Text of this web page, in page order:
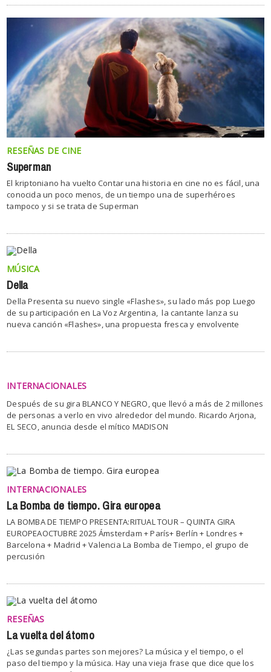
RESEÑAS DE CINE
Superman
El kriptoniano ha vuelto Contar una historia en cine no es fácil, una
conocida un poco menos, de un tiempo una de superhéroes
tampoco y si se trata de Superman
MÚSICA
Della
Della Presenta su nuevo single «Flashes», su lado más pop Luego
de su participación en La Voz Argentina, la cantante lanza su
nueva canción «Flashes», una propuesta fresca y envolvente
INTERNACIONALES
Después de su gira BLANCO Y NEGRO, que llevó a más de 2 millones
de personas a verlo en vivo alrededor del mundo. Ricardo Arjona,
EL SECO, anuncia desde el mítico MADISON
INTERNACIONALES
La Bomba de tiempo. Gira europea
LA BOMBA DE TIEMPO PRESENTA:RITUAL TOUR – QUINTA GIRA
EUROPEAOCTUBRE 2025 Ámsterdam + París+ Berlín + Londres +
Barcelona + Madrid + Valencia La Bomba de Tiempo, el grupo de
percusión
RESEÑAS
La vuelta del átomo
¿Las segundas partes son mejores? La música y el tiempo, o el
paso del tiempo y la música. Hay una vieja frase que dice que los